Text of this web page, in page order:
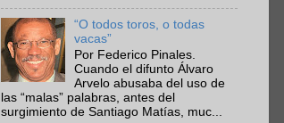
“O todos toros, o todas
vacas”
Por Federico Pinales.
Cuando el difunto Álvaro
Arvelo abusaba del uso de
las “malas” palabras, antes del
surgimiento de Santiago Matías, muc...